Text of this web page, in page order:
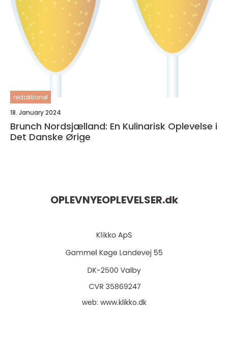
redaktionel
18. January 2024
Brunch Nordsjælland: En Kulinarisk Oplevelse i
Det Danske Ørige
OPLEVNYEOPLEVELSER.dk
web: www.klikko.dk